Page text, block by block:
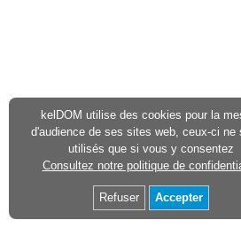
kelDOM utilise des cookies pour la
d'audience de ses sites web, ceux-ci ne
utilisés que si vous y consentez
Consultez notre politique de
Refuser Accepter